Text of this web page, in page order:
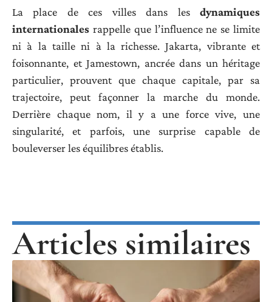
La place de ces villes dans les dynamiques
internationales rappelle que l’influence ne se limite
ni à la taille ni à la richesse. Jakarta, vibrante et
foisonnante, et Jamestown, ancrée dans un héritage
particulier, prouvent que chaque capitale, par sa
trajectoire, peut façonner la marche du monde.
Derrière chaque nom, il y a une force vive, une
singularité, et parfois, une surprise capable de
bouleverser les équilibres établis.
Articles similaires